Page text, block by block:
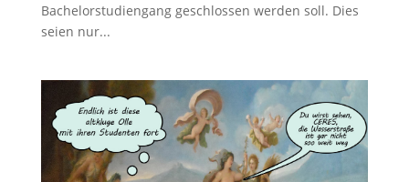
Bachelorstudiengang geschlossen werden soll. Dies
seien nur...